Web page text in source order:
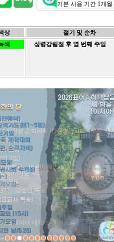
기본 사용 기간 1개월
기초사용법 - 1시간
교육동영상1 (13분)
ThinkWise WEB 버
제공되는 컨텐츠 중
열람을 원하시는 분
상 절기 및 순차
색 성령강림절 후 열 번째 주일
홈스쿨링
작성자
] 2025 성경통독 부흥(0)... 관리자
] 2024년 2학기 종강(0)... 관리자
하브코업 정기모임 (글(0)... 관리자
하브 코업 2024년(0)... 관리자
하브 코업 2024년(0)... 관리자
] 2024 2학기 개강예(0) ... 관리자
구모임 - 연합기도회(0) 관리자
] 2024년 1학기 종강 ... 관리자
표영어교실 정기 기도회(0) 관리자
표 영어교실 수원지역 홈스쿨
관리자